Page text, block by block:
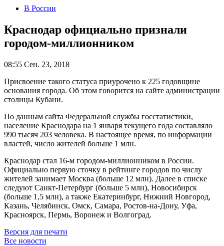
В России
Краснодар официально признали
городом-миллионником
08:55 Сен. 23, 2018
Присвоение такого статуса приурочено к 225 годовщине
основания города. Об этом говорится на сайте администрации
столицы Кубани.
По данным сайта Федеральной службы госстатистики,
население Краснодара на 1 января текущего года составляло
990 тысяч 203 человека. В настоящее время, по информации
властей, число жителей больше 1 млн.
Краснодар стал 16-м городом-миллионником в России.
Официально первую сточку в рейтинге городов по числу
жителей занимает Москва (больше 12 млн). Далее в списке
следуют Санкт-Петербург (больше 5 млн), Новосибирск
(больше 1,5 млн), а также Екатеринбург, Нижний Новгород,
Казань, Челябинск, Омск, Самара, Ростов-на-Дону, Уфа,
Красноярск, Пермь, Воронеж и Волгоград.
Версия для печати
Все новости